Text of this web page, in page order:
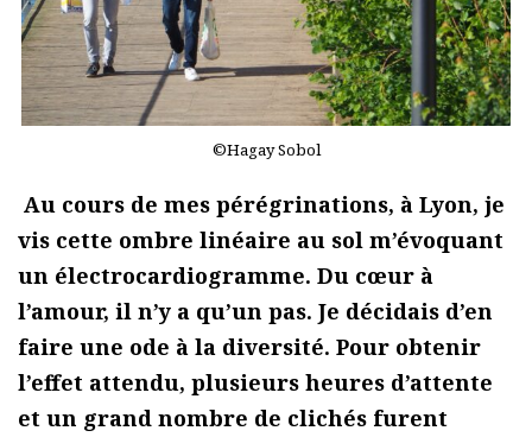
©Hagay Sobol
Au cours de mes pérégrinations, à Lyon, je
vis cette ombre linéaire au sol m’évoquant
un électrocardiogramme. Du cœur à
l’amour, il n’y a qu’un pas. Je décidais d’en
faire une ode à la diversité. Pour obtenir
l’effet attendu, plusieurs heures d’attente
et un grand nombre de clichés furent